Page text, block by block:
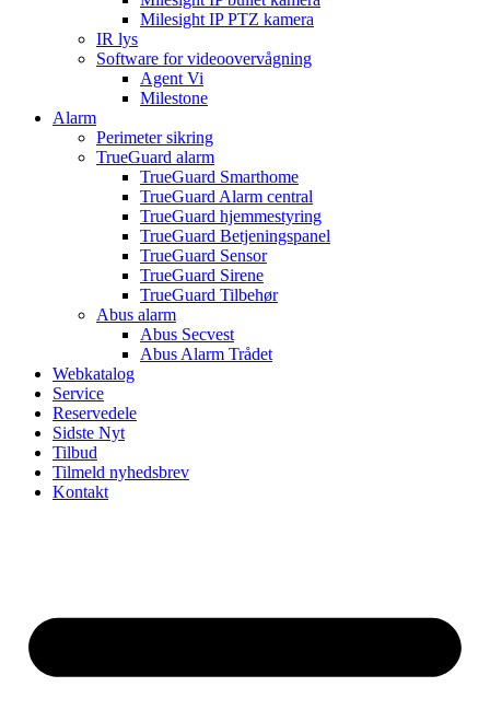
Milesight IP PTZ kamera
IR lys
Software for videoovervågning
Agent Vi
Milestone
Alarm
Perimeter sikring
TrueGuard alarm
TrueGuard Smarthome
TrueGuard Alarm central
TrueGuard hjemmestyring
TrueGuard Betjeningspanel
TrueGuard Sensor
TrueGuard Sirene
TrueGuard Tilbehør
Abus alarm
Abus Secvest
Abus Alarm Trådet
Webkatalog
Service
Reservedele
Sidste Nyt
Tilbud
Tilmeld nyhedsbrev
Kontakt